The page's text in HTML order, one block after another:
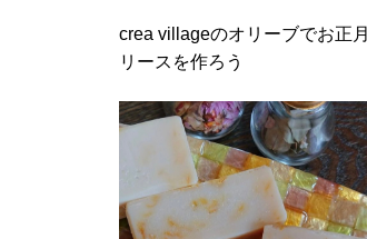
crea villageのオリーブでお正月
リースを作ろう